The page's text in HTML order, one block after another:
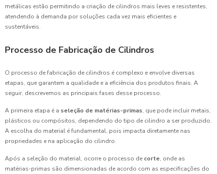
metálicas estão permitindo a criação de cilindros mais leves e resistentes,
atendendo à demanda por soluções cada vez mais eficientes e
sustentáveis.
Processo de Fabricação de Cilindros
O processo de fabricação de cilindros é complexo e envolve diversas
etapas, que garantem a qualidade e a eficiência dos produtos finais. A
seguir, descrevemos as principais fases desse processo.
A primeira etapa é a seleção de matérias-primas, que pode incluir metais,
plásticos ou compósitos, dependendo do tipo de cilindro a ser produzido.
A escolha do material é fundamental, pois impacta diretamente nas
propriedades e na aplicação do cilindro.
Após a seleção do material, ocorre o processo de corte, onde as
matérias-primas são dimensionadas de acordo com as especificações do